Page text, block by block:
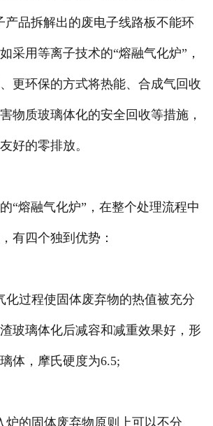
产品拆解出的废电子线路板不能环
采用等离子技术的“熔融气化炉”，
更环保的方式将热能、合成气回收
物质玻璃体化的安全回收等措施，
好的零排放。
熔融气化炉”，在整个处理流程中
有四个独到优势：
过程使固体废弃物的热值被充分
玻璃体化后减容和减重效果好，形
体，摩氏硬度为6.5;
的固体废弃物原则上可以不分